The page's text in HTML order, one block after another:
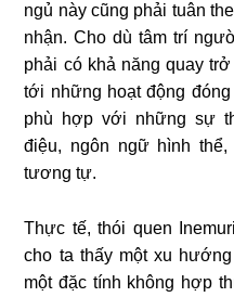
ngủ này cũng phải tuân
nhận. Cho dù tâm trí
phải có khả năng quay
tới những hoạt động
phù hợp với những sự
điệu, ngôn ngữ hình
tương tự.
Thực tế, thói quen
cho ta thấy một xu
một đặc tính không hợp